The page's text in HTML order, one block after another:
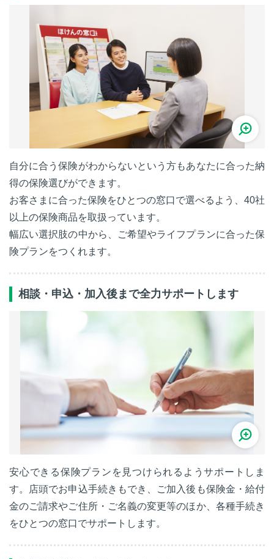
自分に合う保険がわからないという方もあなたに合った納
得の保険選びができます。
お客さまに合った保険をひとつの窓口で選べるよう、40社
以上の保険商品を取扱っています。
幅広い選択肢の中から、ご希望やライフプランに合った保
険プランをつくれます。
相談・申込・加入後まで全力サポートします
安心できる保険プランを見つけられるようサポートしま
す。店頭でお申込手続きもでき、ご加入後も保険金・給付
金のご請求やご住所・ご名義の変更等のほか、各種手続き
をひとつの窓口でサポートします。